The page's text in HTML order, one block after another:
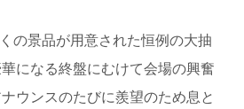
の景品が用意された恒例の大抽
になる終盤にむけて会場の興奮
ウンスのたびに羨望のため息と